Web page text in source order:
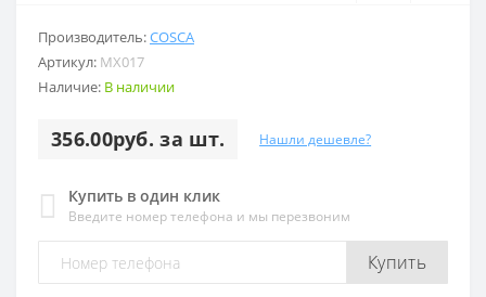
Производитель:COSCA
Артикул: MX017
Наличие: В наличии
356.00руб. за шт. Нашли дешевле?
Купить в один клик
Введите номер телефона и мы перезвоним
Купить